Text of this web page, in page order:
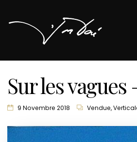
Sur les vagues
9 Novembre 2018 Vendue,